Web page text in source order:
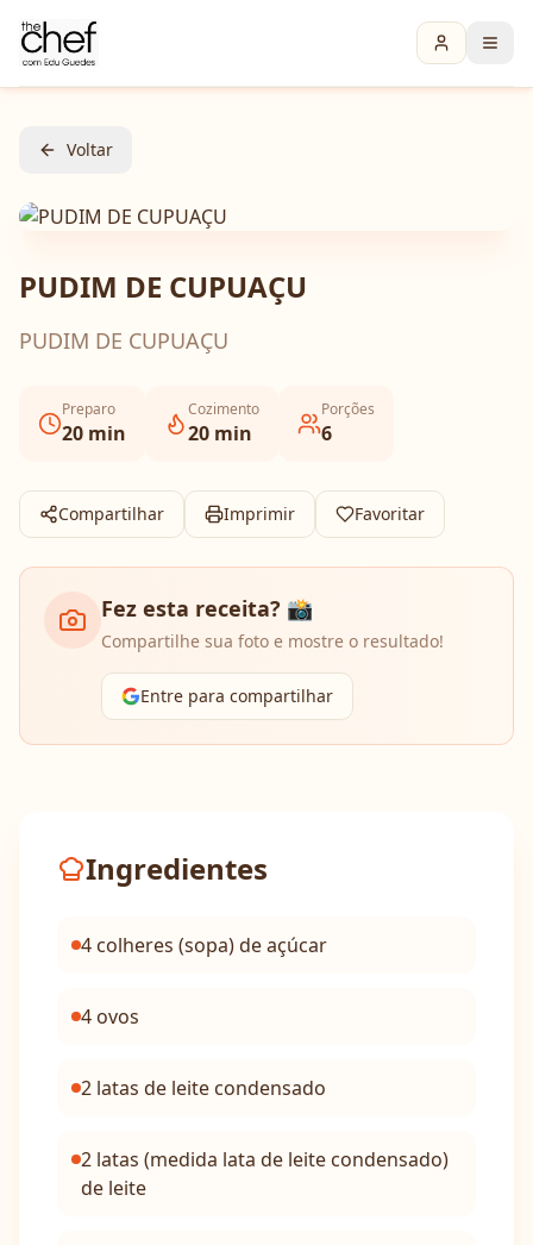
Voltar
PUDIM DE CUPUAÇU
PUDIM DE CUPUAÇU
Preparo
20 min
Cozimento
20 min
Porções
6
Compartilhar Imprimir Favoritar
Fez esta receita? 📸
Compartilhe sua foto e mostre o resultado!
Entre para compartilhar
Ingredientes
4 colheres (sopa) de açúcar
4 ovos
2 latas de leite condensado
2 latas (medida lata de leite condensado)
de leite